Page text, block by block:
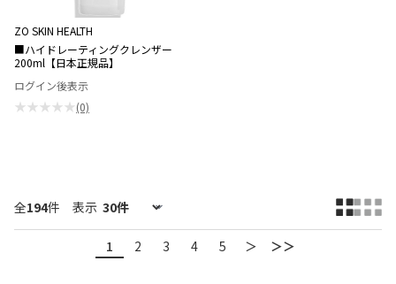
ZO SKIN HEALTH
■ハイドレーティングクレンザー
200ml【日本正規品】
ログイン後表示
★★★★★(0)
全194件 表示
1 2 3 4 5 ＞ ＞＞